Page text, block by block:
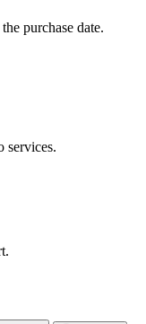
purchase date.
services.